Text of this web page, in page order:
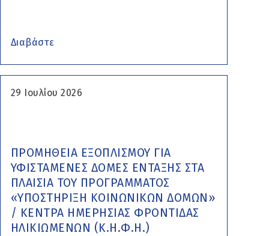
Διαβάστε
29 Ιουλίου 2026
ΠΡΟΜΗΘΕΙΑ ΕΞΟΠΛΙΣΜΟΥ ΓΙΑ
ΥΦΙΣΤΑΜΕΝΕΣ ΔΟΜΕΣ ΕΝΤΑΞΗΣ ΣΤΑ
ΠΛΑΙΣΙΑ ΤΟΥ ΠΡΟΓΡΑΜΜΑΤΟΣ
«ΥΠΟΣΤΗΡΙΞΗ ΚΟΙΝΩΝΙΚΩΝ ΔΟΜΩΝ»
/ ΚΕΝΤΡΑ ΗΜΕΡΗΣΙΑΣ ΦΡΟΝΤΙΔΑΣ
ΗΛΙΚΙΩΜΕΝΩΝ (Κ.Η.Φ.Η.)